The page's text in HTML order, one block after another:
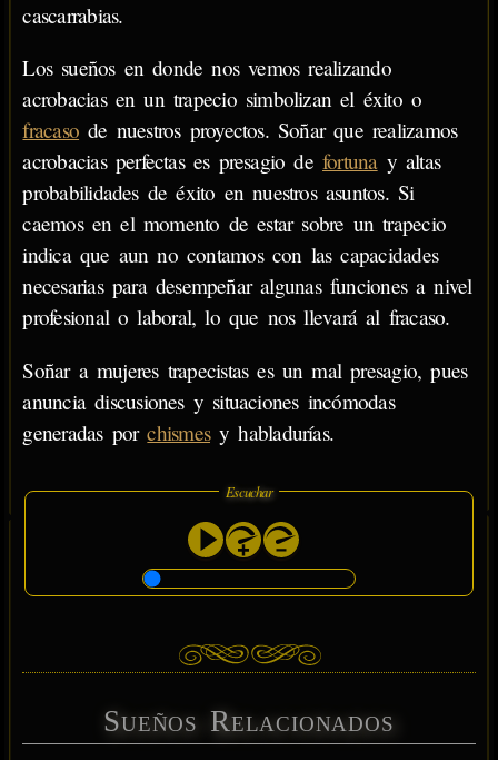
cascarrabias.
Los sueños en donde nos vemos realizando
acrobacias en un trapecio simbolizan el éxito o
fracaso de nuestros proyectos. Soñar que realizamos
acrobacias perfectas es presagio defortunay altas
probabilidades de éxito en nuestros asuntos. Si
caemos en el momento de estar sobre un trapecio
indica que aun no contamos con las capacidades
necesarias para desempeñar algunas funciones a nivel
profesional o laboral, lo que nos llevará al fracaso.
Soñar a mujeres trapecistas es un mal presagio, pues
anuncia discusiones y situaciones incómodas
generadas porchismesy habladurías.
Escuchar
Sueños Relacionados